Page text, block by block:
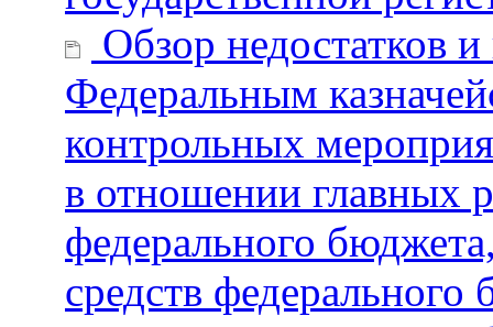
Обзор недостатков
Федеральным
контрольных
в отношении главных
федерального
средств